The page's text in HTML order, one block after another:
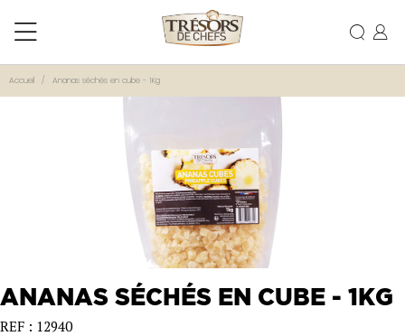
Accueil Ananas séchés en cube - 1Kg
ANANAS SÉCHÉS EN CUBE - 1KG
REF : 12940